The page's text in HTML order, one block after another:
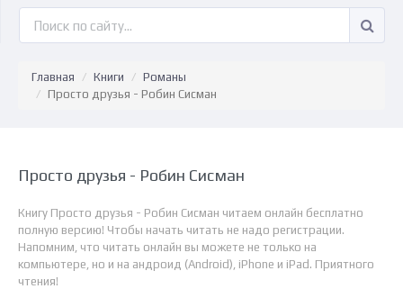
Главная Книги
Романы
Просто друзья - Робин Сисман
Просто друзья - Робин Сисман
Книгу Просто друзья - Робин Сисман читаем онлайн бесплатно
полную версию! Чтобы начать читать не надо регистрации.
Напомним, что читать онлайн вы можете не только на
компьютере, но и на андроид (Android), iPhone и iPad. Приятного
чтения!